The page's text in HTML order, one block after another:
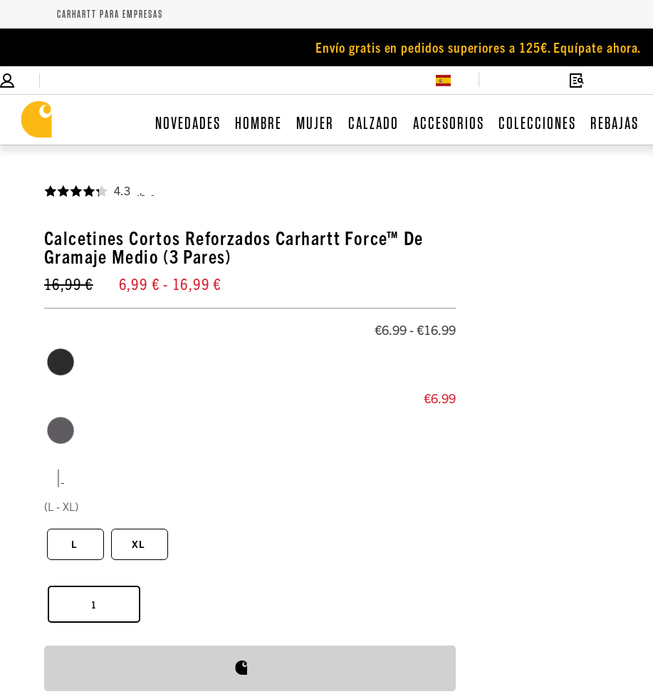
CARHARTT PARA EMPRESAS
Envío gratis en pedidos superiores a 125€. Equípate ahora.
NOVEDADES HOMBRE MUJER CALZADO ACCESORIOS COLECCIONES REBAJAS
4.3
Calcetines Cortos Reforzados Carhartt Force™ De
Gramaje Medio (3 Pares)
16,99 € 6,99 € - 16,99 €
€6.99 - €16.99
€6.99
|
(L - XL)
L XL